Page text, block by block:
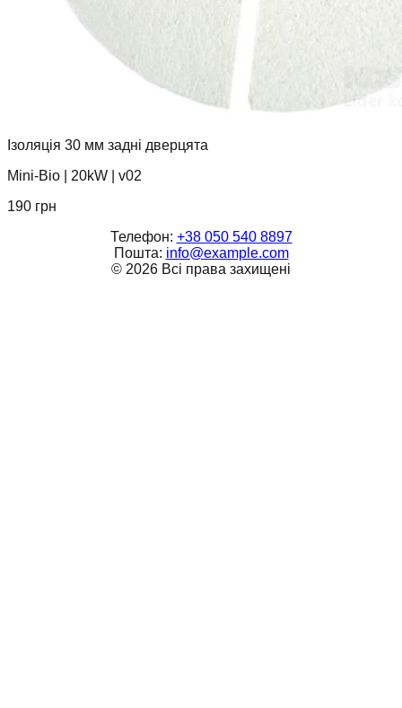
Ізоляція 30 мм задні дверцята
Mini-Bio
20kW
v02
190 грн
Телефон: +38 050 540 8897
Пошта: info@example.com
© 2026 Всі права захищені